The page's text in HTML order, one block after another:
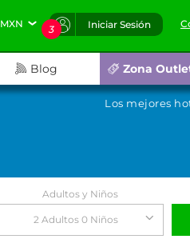
MXN 3 Iniciar Sesión
Blog Zona
Los mejores
Adultos y Niños
2 Adultos 0 Niños